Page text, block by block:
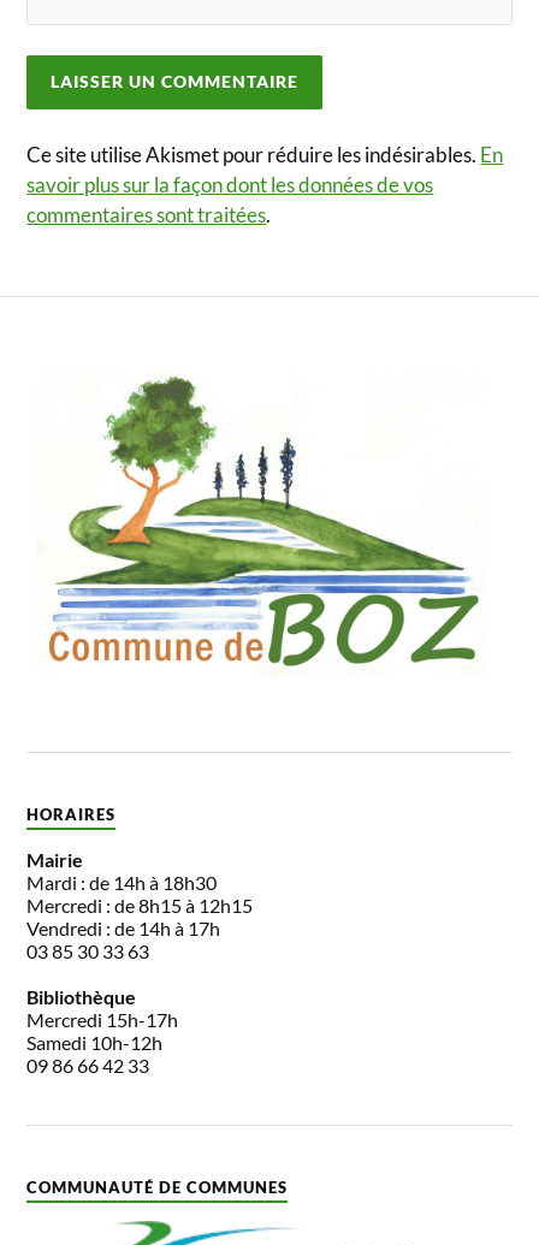
Ce site utilise Akismet pour réduire les indésirables. En
savoir plus sur la façon dont les données de vos
commentaires sont traitées.
HORAIRES
Mairie
Mardi : de 14h à 18h30
Mercredi : de 8h15 à 12h15
Vendredi : de 14h à 17h
03 85 30 33 63
Bibliothèque
Mercredi 15h-17h
Samedi 10h-12h
09 86 66 42 33
COMMUNAUTÉ DE COMMUNES